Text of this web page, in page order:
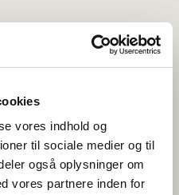
vores indhold og
til sociale medier og til
også oplysninger om
vores partnere inden for